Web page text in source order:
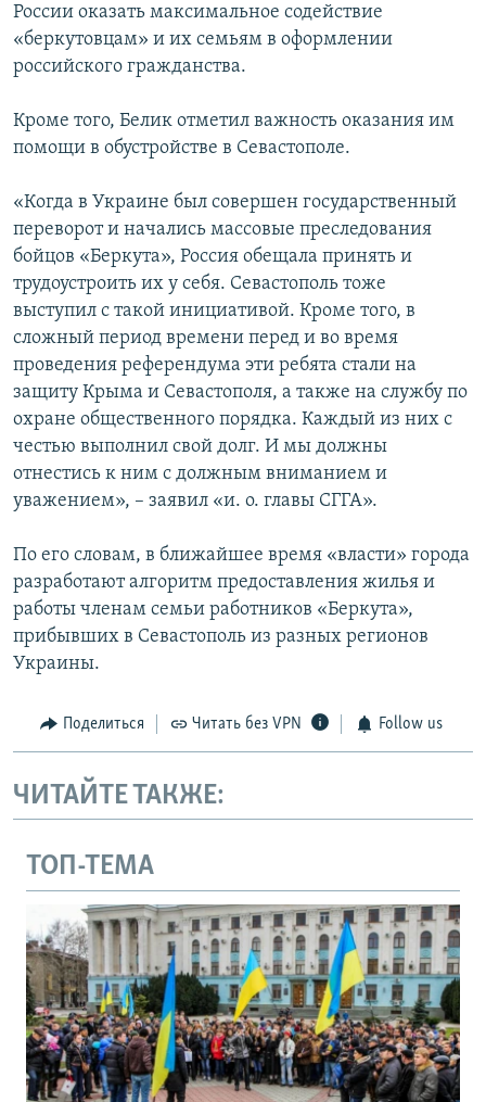
России оказать максимальное содействие
«беркутовцам» и их семьям в оформлении
российского гражданства.
Кроме того, Белик отметил важность оказания им
помощи в обустройстве в Севастополе.
«Когда в Украине был совершен государственный
переворот и начались массовые преследования
бойцов «Беркута», Россия обещала принять и
трудоустроить их у себя. Севастополь тоже
выступил с такой инициативой. Кроме того, в
сложный период времени перед и во время
проведения референдума эти ребята стали на
защиту Крыма и Севастополя, а также на службу по
охране общественного порядка. Каждый из них с
честью выполнил свой долг. И мы должны
отнестись к ним с должным вниманием и
уважением», – заявил «и. о. главы СГГА».
По его словам, в ближайшее время «власти» города
разработают алгоритм предоставления жилья и
работы членам семьи работников «Беркута»,
прибывших в Севастополь из разных регионов
Украины.
Поделиться Читать без VPN Follow us
ЧИТАЙТЕ ТАКЖЕ:
ТОП-ТЕМА